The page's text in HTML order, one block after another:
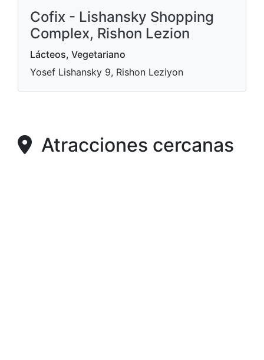
Cofix - Lishansky Shopping
Complex, Rishon Lezion
Lácteos, Vegetariano
Yosef Lishansky 9, Rishon Leziyon
Atracciones cercanas